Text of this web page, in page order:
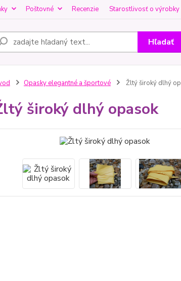
Poštovné Recenzie Starostlivosť o výrobky
Hľadať
Opasky elegantné a športové Žltý široký dlhý
široký dlhý opasok